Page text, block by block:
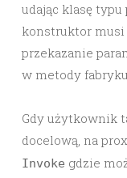
udając klasę typu
konstruktor musi
przekazanie
w metody
Gdy użytkownik
docelową, na
Invoke gdzie